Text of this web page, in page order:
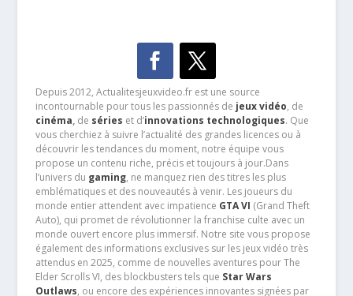
Depuis 2012, Actualitesjeuxvideo.fr est une source
incontournable pour tous les passionnés de jeux vidéo, de
cinéma,de séries et d’innovations technologiques. Que
vous cherchiez à suivre l’actualité des grandes licences ou à
découvrir les tendances du moment, notre équipe vous
propose un contenu riche, précis et toujours à jour.Dans
l’univers du gaming, ne manquez rien des titres les plus
emblématiques et des nouveautés à venir. Les joueurs du
monde entier attendent avec impatience GTA VI (Grand Theft
Auto), qui promet de révolutionner la franchise culte avec un
monde ouvert encore plus immersif. Notre site vous propose
également des informations exclusives sur les jeux vidéo très
attendus en 2025, comme de nouvelles aventures pour The
Elder Scrolls VI, des blockbusters tels que Star Wars
Outlaws, ou encore des expériences innovantes signées par